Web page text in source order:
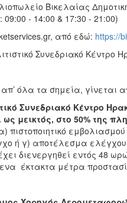
Βικελαίας
- 14:00 & 17:30 - 21:00)
από εδώ: https://
Συνεδριακό Κέντρο
όλα τα σημεία, γίνεται
Συνεδριακό Κέντρο
ως μεικτός, στο 50% της
πιστοποιητικό
ή γ) αποτέλεσμα ελέγχου
διενεργηθεί εντός 48
έκτακτα μέτρα